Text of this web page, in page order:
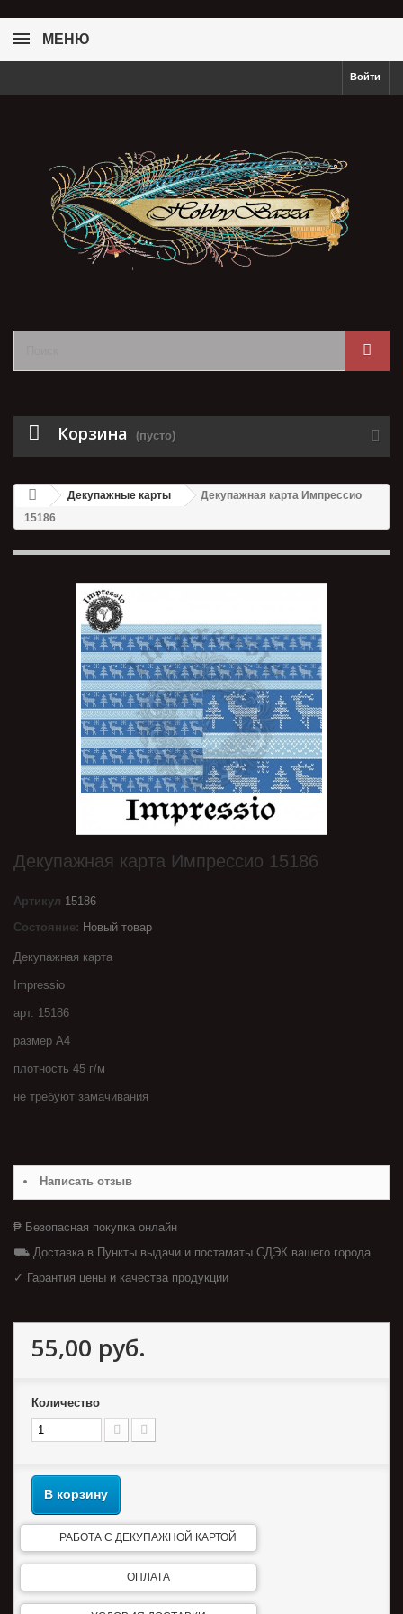
МЕНЮ
Войти
Корзина (пусто)
Декупажные карты
Декупажная карта Импрессио
15186
Декупажная карта Импрессио 15186
Артикул 15186
Состояние: Новый товар
Декупажная карта
Impressio
арт. 15186
размер А4
плотность 45 г/м
не требуют замачивания
Написать отзыв
₱ Безопасная покупка онлайн
⛟ Доставка в Пункты выдачи и постаматы СДЭК вашего города
✓ Гарантия цены и качества продукции
55,00 руб.
Количество
В корзину
РАБОТА С ДЕКУПАЖНОЙ КАРТОЙ
ОПЛАТА